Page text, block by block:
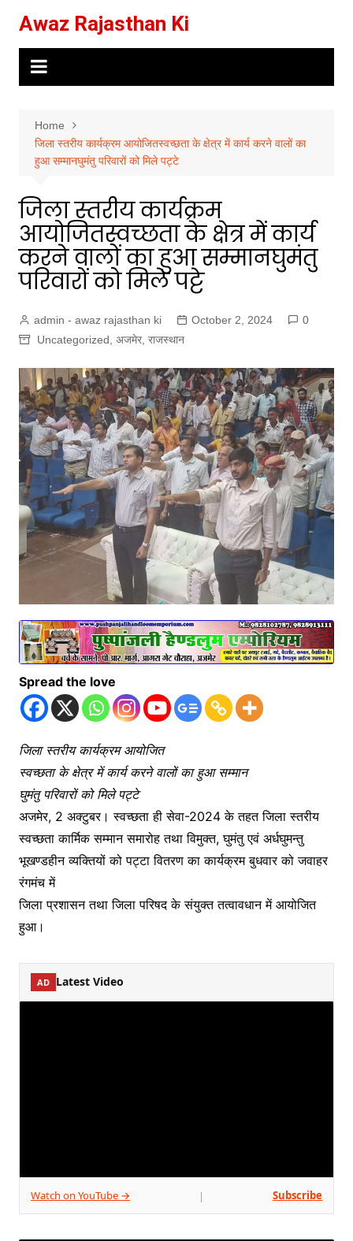
content
Awaz Rajasthan Ki
Home
जिला स्तरीय कार्यक्रम आयोजितस्वच्छता के क्षेत्र में कार्य करने वालों का
हुआ सम्मानघुमंतु परिवारों को मिले पट्टे
जिला स्तरीय कार्यक्रम
आयोजितस्वच्छता के क्षेत्र में कार्य
करने वालों का हुआ सम्मानघुमंतु
परिवारों को मिले पट्टे
admin - awaz rajasthan ki October 2, 2024
0
Uncategorized अजमेर, राजस्थान
Spread the love
जिला स्तरीय कार्यक्रम आयोजित
स्वच्छता के क्षेत्र में कार्य करने वालों का हुआ सम्मान
घुमंतु परिवारों को मिले पट्टे
अजमेर, 2 अक्टुबर। स्वच्छता ही सेवा-2024 के तहत जिला स्तरीय
स्वच्छता कार्मिक सम्मान समारोह तथा विमुक्त, घुमंतु एवं अर्धघुमन्तु
भूखण्डहीन व्यक्तियों को पट्टा वितरण का कार्यक्रम बुधवार को जवाहर
रंगमंच में
जिला प्रशासन तथा जिला परिषद के संयुक्त तत्वावधान में आयोजित
हुआ।
AD Latest Video
Watch on YouTube → | Subscribe